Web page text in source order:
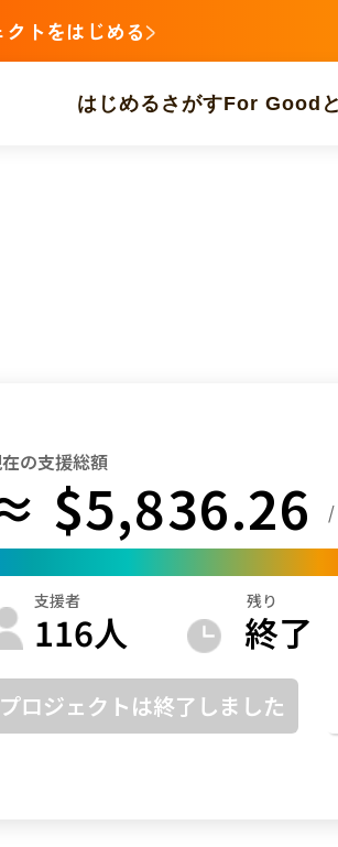
クトをはじめる
はじめる さがすFor Good
鹿児島 沖縄
の支援総額
$5,836.26 /
支援者
116人
残り
終了
プロジェクトは終了しました